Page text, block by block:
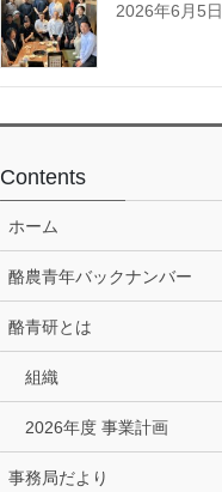
2026年6月5日
Contents
ホーム
酪農青年バックナンバー
酪青研とは
組織
2026年度 事業計画
事務局だより